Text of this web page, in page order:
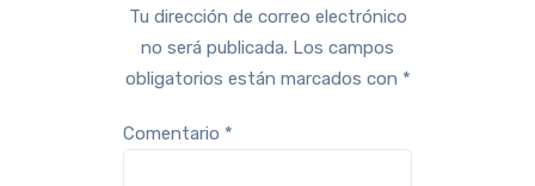
Tu dirección de correo electrónico
no será publicada. Los campos
obligatorios están marcados con *
Comentario *